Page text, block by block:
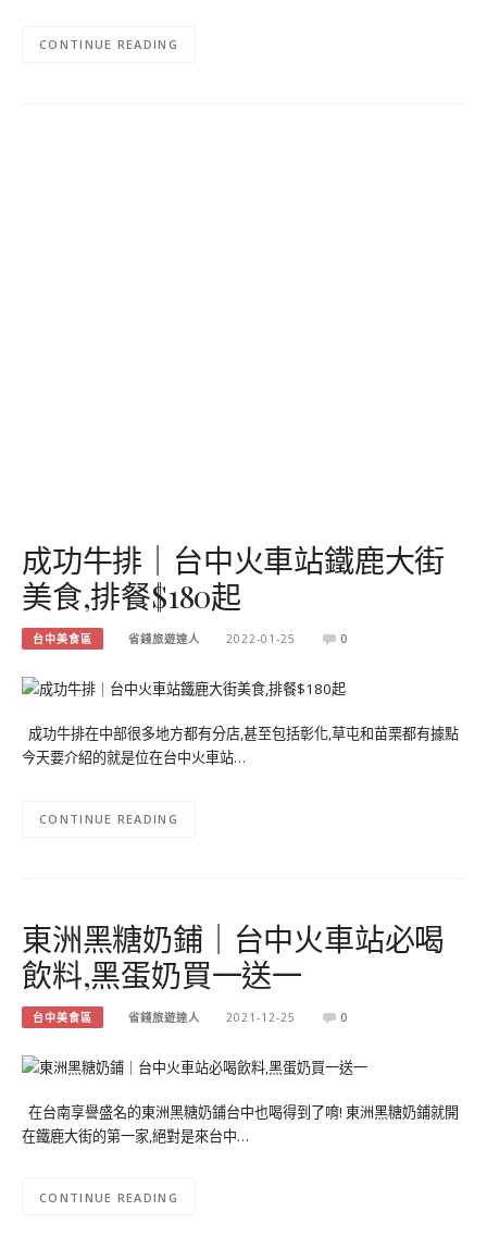
CONTINUE READING
成功牛排｜台中火車站鐵鹿大街
美食,排餐$180起
台中美食區 省錢旅遊達人 2022-01-25 0
成功牛排在中部很多地方都有分店,甚至包括彰化,草屯和苗栗都有據點
今天要介紹的就是位在台中火車站…
CONTINUE READING
東洲黑糖奶鋪｜台中火車站必喝
飲料,黑蛋奶買一送一
台中美食區 省錢旅遊達人 2021-12-25 0
在台南享譽盛名的東洲黑糖奶鋪台中也喝得到了唷! 東洲黑糖奶鋪就開
在鐵鹿大街的第一家,絕對是來台中…
CONTINUE READING